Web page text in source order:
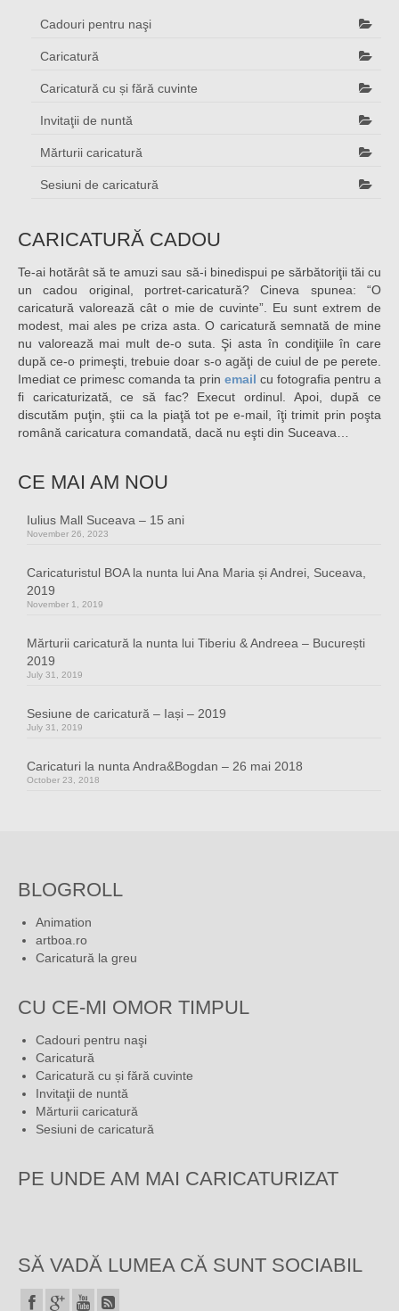
Cadouri pentru naşi
Caricatură
Caricatură cu și fără cuvinte
Invitaţii de nuntă
Mărturii caricatură
Sesiuni de caricatură
CARICATURĂ CADOU
Te-ai hotărât să te amuzi sau să-i binedispui pe sărbătoriţii tăi cu
un cadou original, portret-caricatură? Cineva spunea: “O
caricatură valorează cât o mie de cuvinte”. Eu sunt extrem de
modest, mai ales pe criza asta. O caricatură semnată de mine
nu valorează mai mult de-o suta. Şi asta în condiţiile în care
după ce-o primeşti, trebuie doar s-o agăţi de cuiul de pe perete.
Imediat ce primesc comanda ta prin email cu fotografia pentru a
fi caricaturizată, ce să fac? Execut ordinul. Apoi, după ce
discutăm puţin, ştii ca la piaţă tot pe e-mail, îţi trimit prin poşta
română caricatura comandată, dacă nu eşti din Suceava…
CE MAI AM NOU
Iulius Mall Suceava – 15 ani
November 26, 2023
Caricaturistul BOA la nunta lui Ana Maria și Andrei, Suceava,
2019
November 1, 2019
Mărturii caricatură la nunta lui Tiberiu & Andreea – București
2019
July 31, 2019
Sesiune de caricatură – Iași – 2019
July 31, 2019
Caricaturi la nunta Andra&Bogdan – 26 mai 2018
October 23, 2018
BLOGROLL
Animation
artboa.ro
Caricatură la greu
CU CE-MI OMOR TIMPUL
Cadouri pentru naşi
Caricatură
Caricatură cu și fără cuvinte
Invitaţii de nuntă
Mărturii caricatură
Sesiuni de caricatură
PE UNDE AM MAI CARICATURIZAT
SĂ VADĂ LUMEA CĂ SUNT SOCIABIL